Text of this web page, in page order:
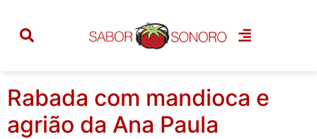
Tag:
pratos
tradicionais
Rabada com mandioca e
agrião da Ana Paula